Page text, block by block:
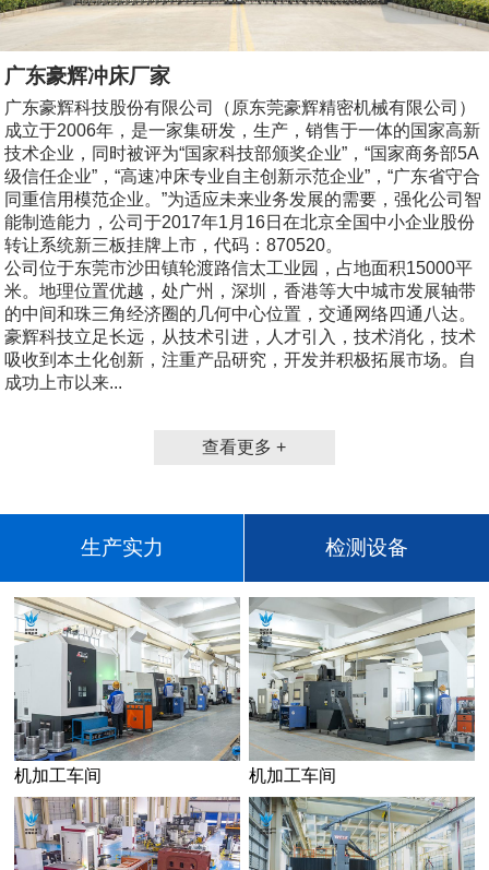
广东豪辉冲床厂家
广东豪辉科技股份有限公司（原东莞豪辉精密机械有限公司）
成立于2006年，是一家集研发，生产，销售于一体的国家高新
技术企业，同时被评为“国家科技部颁奖企业”，“国家商务部5A
级信任企业”，“高速冲床专业自主创新示范企业”，“广东省守合
同重信用模范企业。”为适应未来业务发展的需要，强化公司智
能制造能力，公司于2017年1月16日在北京全国中小企业股份
转让系统新三板挂牌上市，代码：870520。
公司位于东莞市沙田镇轮渡路信太工业园，占地面积15000平
米。地理位置优越，处广州，深圳，香港等大中城市发展轴带
的中间和珠三角经济圈的几何中心位置，交通网络四通八达。
豪辉科技立足长远，从技术引进，人才引入，技术消化，技术
吸收到本土化创新，注重产品研究，开发并积极拓展市场。自
成功上市以来...
查看更多 +
生产实力 检测设备
机加工车间 机加工车间